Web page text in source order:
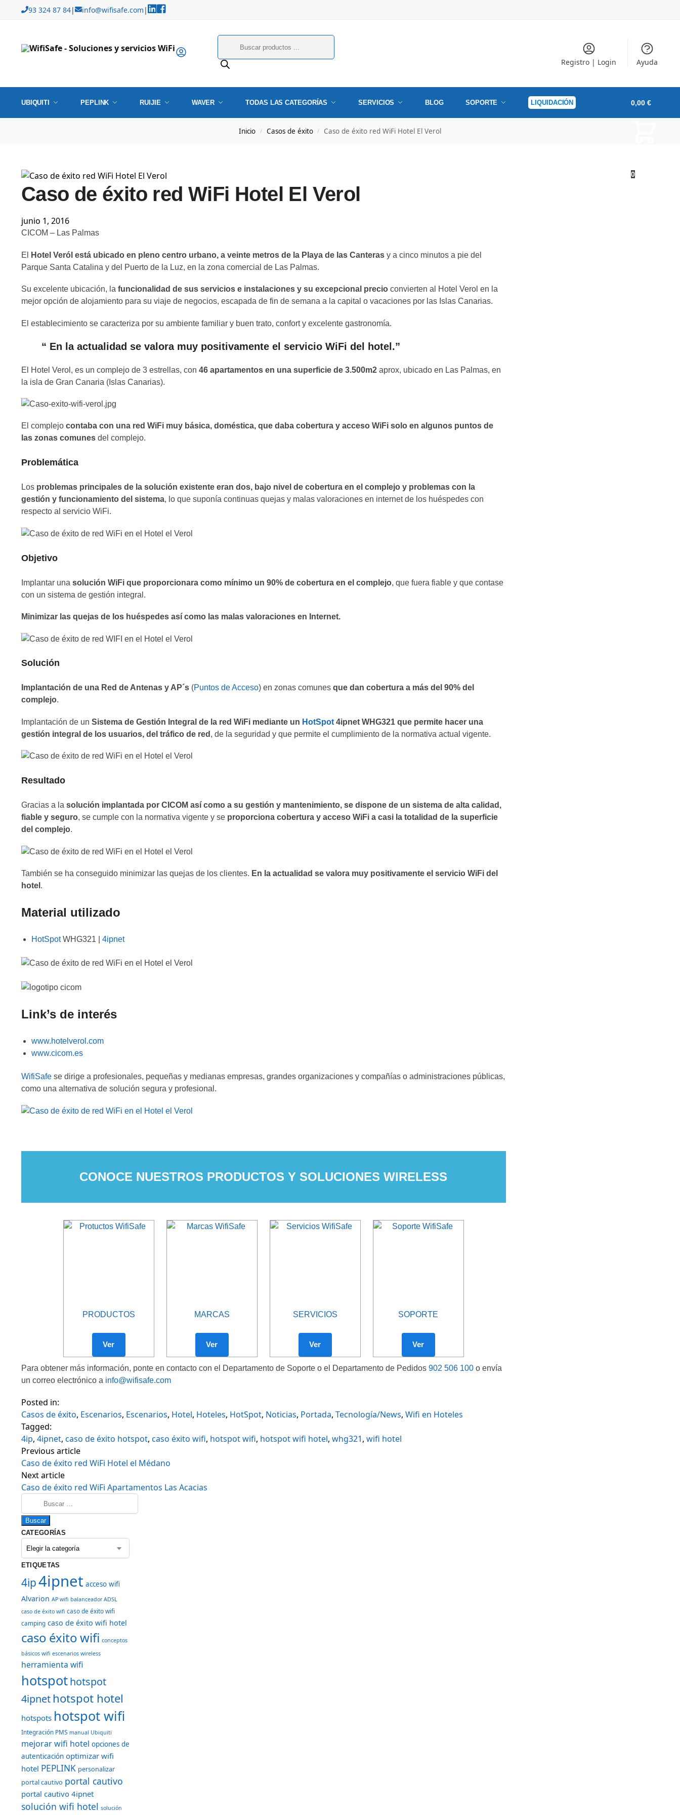
93 324 87 84| info@wifisafe.com |
Registro | Login Ayuda
UBIQUITI PEPLINK RUIJIE WAVER TODAS LAS CATEGORÍAS SERVICIOS BLOG SOPORTE LIQUIDACIÓN 0,00 €
0
Inicio / Casos de éxito / Caso de éxito red WiFi Hotel El Verol
Caso de éxito red WiFi Hotel El Verol
junio 1, 2016
CICOM – Las Palmas
El Hotel Veról está ubicado en pleno centro urbano, a veinte metros de la Playa de las Canterasy a cinco minutos a pie del
Parque Santa Catalina y del Puerto de la Luz, en la zona comercial de Las Palmas.
Su excelente ubicación, la funcionalidad de sus servicios e instalaciones y su excepcional precioconvierten al Hotel Verol en la
mejor opción de alojamiento para su viaje de negocios, escapada de fin de semana a la capital o vacaciones por las Islas Canarias.
El establecimiento se caracteriza por su ambiente familiar y buen trato, confort y excelente gastronomía.
“ En la actualidad se valora muy positivamente el servicio WiFi del hotel.”
El Hotel Verol, es un complejo de 3 estrellas, con 46 apartamentos en una superficie de 3.500m2aprox, ubicado en Las Palmas, en
la isla de Gran Canaria (Islas Canarias).
El complejo contaba con una red WiFi muy básica, doméstica, que daba cobertura y acceso WiFi solo en algunos puntos de
las zonas comunesdel complejo.
Problemática
Los problemas principales de la solución existente eran dos, bajo nivel de cobertura en el complejo y problemas con la
gestión y funcionamiento del sistema, lo que suponía continuas quejas y malas valoraciones en internet de los huéspedes con
respecto al servicio WiFi.
Objetivo
Implantar una solución WiFi que proporcionara como mínimo un 90% de cobertura en el complejo, que fuera fiable y que contase
con un sistema de gestión integral.
Minimizar las quejas de los huéspedes así como las malas valoraciones en Internet.
Solución
Implantación de una Red de Antenas y AP´s(Puntos de Acceso) en zonas comunes que dan cobertura a más del 90% del
complejo.
Implantación de un Sistema de Gestión Integral de la red WiFi mediante un HotSpot4ipnet WHG321 que permite hacer una
gestión integral de los usuarios, del tráfico de red , de la seguridad y que permite el cumplimiento de la normativa actual vigente.
Resultado
Gracias a la solución implantada por CICOM así como a su gestión y mantenimiento, se dispone de un sistema de alta calidad,
fiable y seguro, se cumple con la normativa vigente y se proporciona cobertura y acceso WiFi a casi la totalidad de la superficie
del complejo.
También se ha conseguido minimizar las quejas de los clientes. En la actualidad se valora muy positivamente el servicio WiFi del
hotel .
Material utilizado
HotSpotWHG321 | 4ipnet
Link’s de interés
www.hotelverol.com
www.cicom.es
WifiSafese dirige a profesionales, pequeñas y medianas empresas, grandes organizaciones y compañías o administraciones públicas,
como una alternativa de solución segura y profesional.
CONOCE NUESTROS PRODUCTOS Y SOLUCIONES WIRELESS
PRODUCTOS
Ver
MARCAS
Ver
SERVICIOS
Ver
SOPORTE
Ver
Para obtener más información, ponte en contacto con el Departamento de Soporte o el Departamento de Pedidos 902 506 100o envía
un correo electrónico a info@wifisafe.com
Posted in:
Casos de éxito, Escenarios, Escenarios, Hotel, Hoteles, HotSpot, Noticias, Portada, Tecnología/News, Wifi en Hoteles
Tagged:
4ip, 4ipnet, caso de éxito hotspot, caso éxito wifi, hotspot wifi, hotspot wifi hotel, whg321, wifi hotel
Previous article
Caso de éxito red WiFi Hotel el Médano
Next article
Caso de éxito red WiFi Apartamentos Las Acacias
CATEGORÍAS
ETIQUETAS
4ip4ipnet acceso wifi
Alvarion AP wifi balanceador ADSL
caso de éxito wifi caso de éxito wifi
camping caso de éxito wifi hotel
caso éxito wifi conceptos
básicos wifi escenarios wireless
herramienta wifi
hotspothotspot
4ipnethotspot hotel
hotspots hotspot wifi
Integración PMS manual Ubiquiti
mejorar wifi hotel opciones de
autenticación optimizar wifi
hotel PEPLINK personalizar
portal cautivo portal cautivo
portal cautivo 4ipnet
solución wifi hotel solución